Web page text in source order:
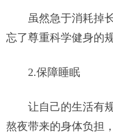
虽然急于消耗掉
忘了尊重科学健身的
2.保障睡眠
让自己的生活有
熬夜带来的身体负担